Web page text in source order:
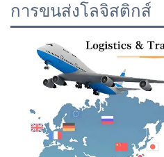
การขนส่งโลจิสติกส์